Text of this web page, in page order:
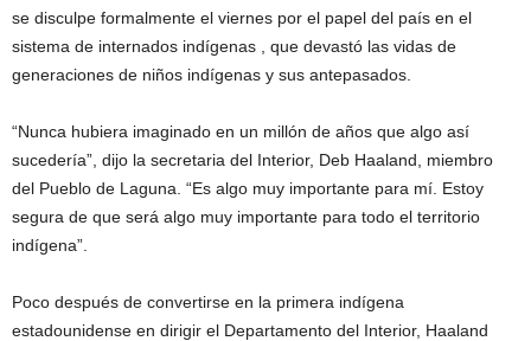
se disculpe formalmente el viernes por el papel del país en el
sistema de internados indígenas , que devastó las vidas de
generaciones de niños indígenas y sus antepasados.
“Nunca hubiera imaginado en un millón de años que algo así
sucedería”, dijo la secretaria del Interior, Deb Haaland, miembro
del Pueblo de Laguna. “Es algo muy importante para mí. Estoy
segura de que será algo muy importante para todo el territorio
indígena”.
Poco después de convertirse en la primera indígena
estadounidense en dirigir el Departamento del Interior, Haaland